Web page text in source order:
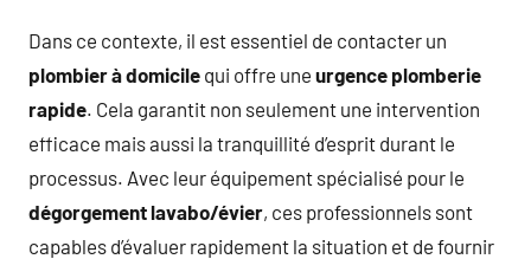
Dans ce contexte, il est essentiel de contacter un
plombier à domicile qui offre une urgence plomberie
rapide. Cela garantit non seulement une intervention
efficace mais aussi la tranquillité d’esprit durant le
processus. Avec leur équipement spécialisé pour le
dégorgement lavabo/évier, ces professionnels sont
capables d’évaluer rapidement la situation et de fournir